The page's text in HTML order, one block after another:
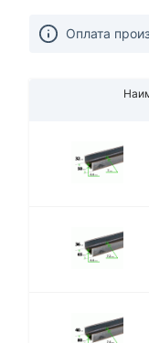
Оплата